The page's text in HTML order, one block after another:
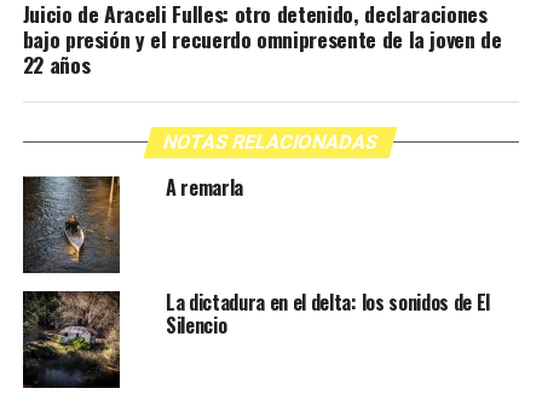
Juicio de Araceli Fulles: otro detenido, declaraciones
bajo presión y el recuerdo omnipresente de la joven de
22 años
NOTAS RELACIONADAS
A remarla
La dictadura en el delta: los sonidos de El
Silencio